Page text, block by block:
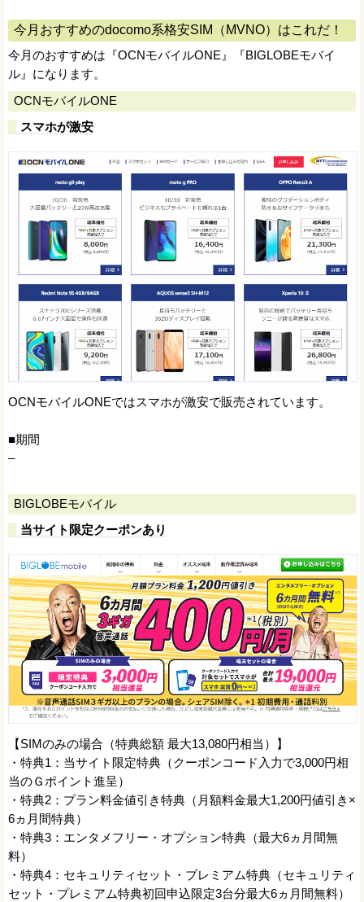
今月おすすめのdocomo系格安SIM（MVNO）はこれだ！
今月のおすすめは『OCNモバイルONE』『BIGLOBEモバイ
ル』になります。
OCNモバイルONE
スマホが激安
OCNモバイルONEではスマホが激安で販売されています。
■期間
–
BIGLOBEモバイル
当サイト限定クーポンあり
【SIMのみの場合（特典総額 最大13,080円相当）】
・特典1：当サイト限定特典（クーポンコード入力で3,000円相
当のＧポイント進呈）
・特典2：プラン料金値引き特典（月額料金最大1,200円値引き×
6ヵ月間特典）
・特典3：エンタメフリー・オプション特典（最大6ヵ月間無
料）
・特典4：セキュリティセット・プレミアム特典（セキュリティ
セット・プレミアム特典初回申込限定3台分最大6ヵ月間無料）